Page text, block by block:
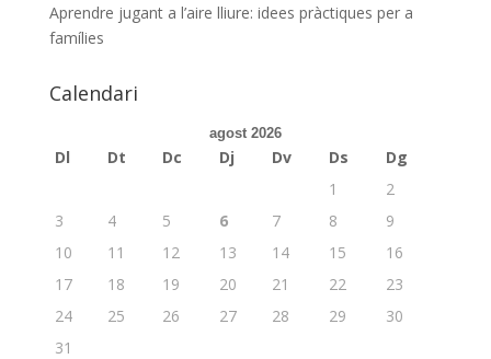
Aprendre jugant a l’aire lliure: idees pràctiques per a
famílies
Calendari
agost 2026
Dl Dt Dc Dj Dv Ds
Dg
1
2
3
4 5 6 7 8
9
10
11 12 13 14 15
16
17
18 19 20 21 22
23
24
25 26 27 28 29
30
31